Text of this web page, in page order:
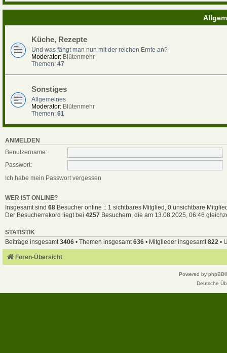
Küche, Rezepte
Und was fängt man nun mit der reichen Ernte an?
Moderator: Blütenmehr
Themen: 47
Sonstiges
Allgemeines
Moderator: Blütenmehr
Themen: 61
ANMELDEN
Benutzername:
Passwort:
Ich habe mein Passwort vergessen
WER IST ONLINE?
Insgesamt sind 68 Besucher online :: 1 sichtbares Mitglied, 0 unsichtbare
Der Besucherrekord liegt bei 4257 Besuchern, die am 13.08.2025, 06:46
STATISTIK
Beiträge insgesamt 3406 • Themen insgesamt 636 • Mitglieder insgesamt 822 •
Foren-Übersicht
Powered by phpBB
Deutsche